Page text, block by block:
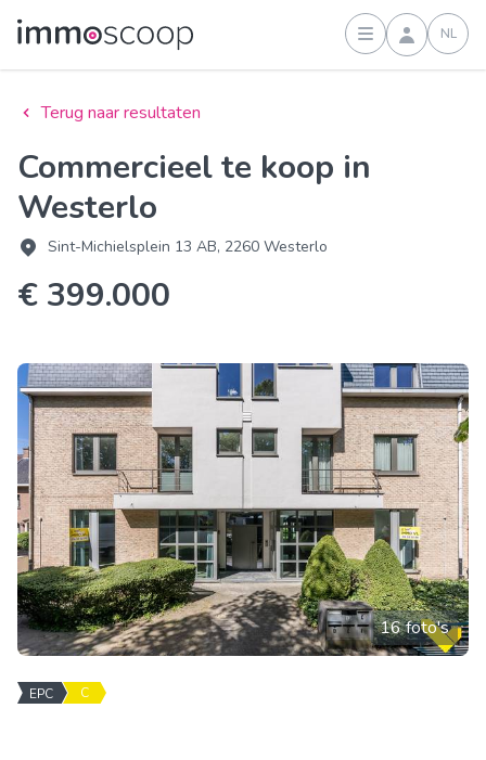
Inloggen
NL
Terug naar resultaten
Commercieel te koop in
Westerlo
Sint-Michielsplein 13 AB, 2260 Westerlo
€ 399.000
16 foto's
EPC C